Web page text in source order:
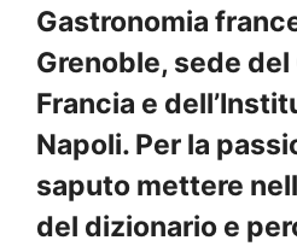
Gastronomia
Grenoble, sede
Francia e
Napoli. Per la
saputo mettere
del dizionario e